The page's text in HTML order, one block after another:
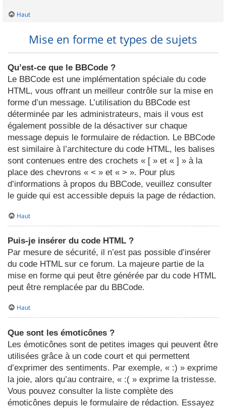
Haut
Mise en forme et types de sujets
Qu’est-ce que le BBCode ?
Le BBCode est une implémentation spéciale du code
HTML, vous offrant un meilleur contrôle sur la mise en
forme d’un message. L’utilisation du BBCode est
déterminée par les administrateurs, mais il vous est
également possible de la désactiver sur chaque
message depuis le formulaire de rédaction. Le BBCode
est similaire à l’architecture du code HTML, les balises
sont contenues entre des crochets « [ » et « ] » à la
place des chevrons « < » et « > ». Pour plus
d’informations à propos du BBCode, veuillez consulter
le guide qui est accessible depuis la page de rédaction.
Haut
Puis-je insérer du code HTML ?
Par mesure de sécurité, il n’est pas possible d’insérer
du code HTML sur ce forum. La majeure partie de la
mise en forme qui peut être générée par du code HTML
peut être remplacée par du BBCode.
Haut
Que sont les émoticônes ?
Les émoticônes sont de petites images qui peuvent être
utilisées grâce à un code court et qui permettent
d’exprimer des sentiments. Par exemple, « :) » exprime
la joie, alors qu’au contraire, « :( » exprime la tristesse.
Vous pouvez consulter la liste complète des
émoticônes depuis le formulaire de rédaction. Essayez